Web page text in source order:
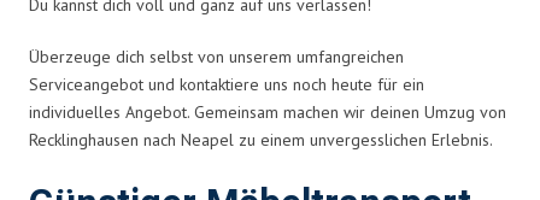
Du kannst dich voll und ganz auf uns verlassen!
Überzeuge dich selbst von unserem umfangreichen
Serviceangebot und kontaktiere uns noch heute für ein
individuelles Angebot. Gemeinsam machen wir deinen Umzug von
Recklinghausen nach Neapel zu einem unvergesslichen Erlebnis.